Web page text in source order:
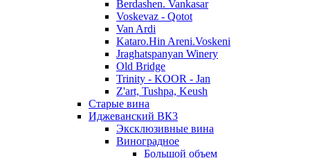
Berdashen. Vankasar
Voskevaz - Qotot
Van Ardi
Kataro.Hin Areni.Voskeni
Jraghatspanyan Winery
Old Bridge
Trinity - KOOR - Jan
Z'art, Tushpa, Keush
Старые вина
Иджеванский ВК3
Эксклюзивные вина
Виноградное
Большой объем